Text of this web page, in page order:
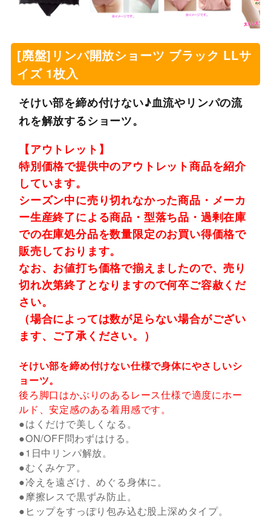
[廃盤]リンパ開放ショーツ ブラック LLサ
イズ 1枚入
そけい部を締め付けない♪血流やリンパの流
れを解放するショーツ。
【アウトレット】
特別価格で提供中のアウトレット商品を紹介
しています。
シーズン中に売り切れなかった商品・メーカ
ー生産終了による商品・型落ち品・過剰在庫
での在庫処分品を数量限定のお買い得価格で
販売しております。
なお、お値打ち価格で揃えましたので、売り
切れ次第終了となりますので何卒ご容赦くだ
さい。
（場合によっては数が足らない場合がござい
ます、ご了承ください。）
そけい部を締め付けない仕様で身体にやさしいシ
ョーツ。
後ろ脚口はかぶりのあるレース仕様で適度にホー
ルド、安定感のある着用感です。
●はくだけで美しくなる。
●ON/OFF問わずはける。
●1日中リンパ解放。
●むくみケア。
●冷えを遠ざけ、めぐる身体に。
●摩擦レスで黒ずみ防止。
●ヒップをすっぽり包み込む股上深めタイプ。